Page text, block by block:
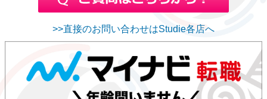
>>直接のお問い合わせはStudie各店へ